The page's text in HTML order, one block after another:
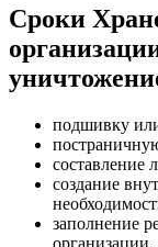
Сроки
подшивку
составление
создание
заполнение